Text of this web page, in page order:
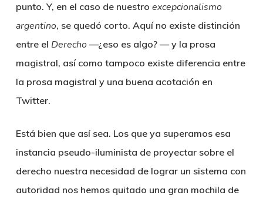
punto. Y, en el caso de nuestro excepcionalismo
argentino, se quedó corto. Aquí no existe distinción
entre el Derecho—¿eso es algo? — y la prosa
magistral, así como tampoco existe diferencia entre
la prosa magistral y una buena acotación en
Twitter.
Está bien que así sea. Los que ya superamos esa
instancia pseudo-iluminista de proyectar sobre el
derecho nuestra necesidad de lograr un sistema con
autoridad nos hemos quitado una gran mochila de